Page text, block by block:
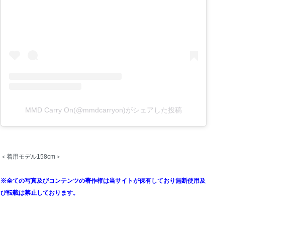
MMD Carry On(@mmdcarryon)がシェアした投稿
＜着用モデル158cm＞
※全ての写真及びコンテンツの著作権は当サイトが保有しており無断使用及
び転載は禁止しております。